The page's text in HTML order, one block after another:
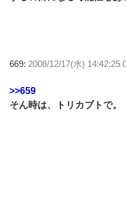
669: 2008/12/17(水) 14:42:25
>>659
そん時は、トリカブトで。